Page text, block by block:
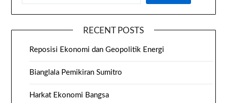
RECENT POSTS
Reposisi Ekonomi dan Geopolitik Energi
Bianglala Pemikiran Sumitro
Harkat Ekonomi Bangsa